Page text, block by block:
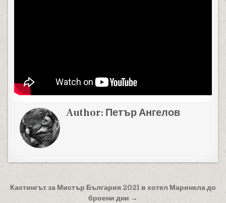
Author: Петър Ангелов
Навигация
Кастингът за Мистър България 2021 в хотел Маринела до
броени дни →